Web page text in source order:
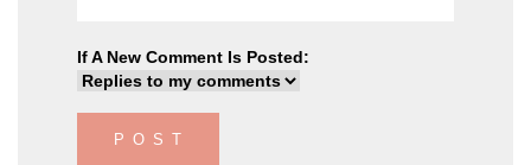
If A New Comment Is Posted: